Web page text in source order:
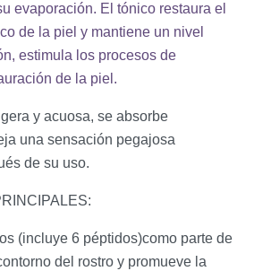
evaporación. El tónico restaura el
de la piel y mantiene un nivel
estimula los procesos de
de la piel.
y acuosa, se absorbe
una sensación pegajosa
de su uso.
(incluye 6 péptidos)como parte de
del rostro y promueve la